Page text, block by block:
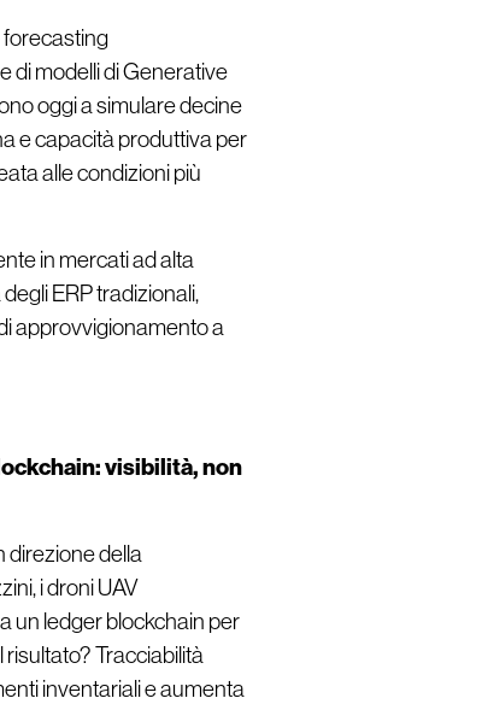
News & Storie
successo
forecasting
di modelli di Generative
oggi a simulare decine
e capacità produttiva per
alle condizioni più
in mercati ad alta
ERP tradizionali,
approvvigionamento a
visibilità, non
direzione della
i droni UAV
un ledger blockchain per
Tracciabilità
inventariali e aumenta